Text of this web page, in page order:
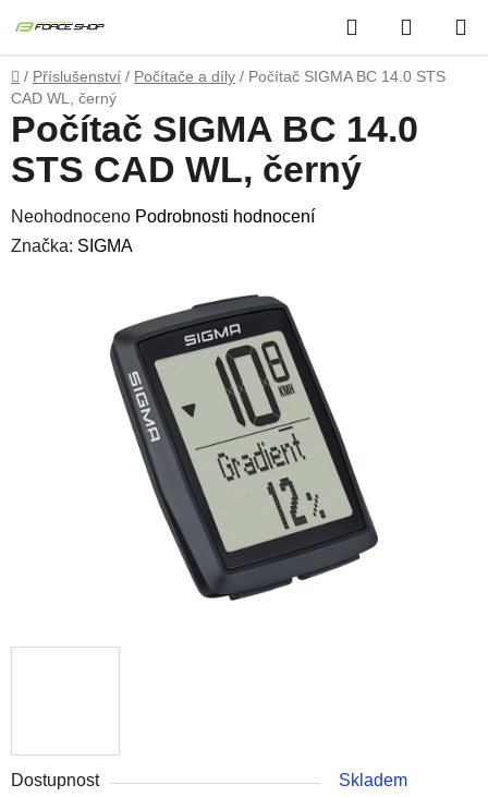
na
obsah
Hledat
KOŠÍK
Domů
/ Příslušenství / Počítače a díly / Počítač SIGMA BC 14.0 STS
CAD WL, černý
Dostupnost
Skladem
Počítač SIGMA BC 14.0
STS CAD WL, černý
Průměrné
hodnocení
Neohodnoceno Podrobnosti hodnocení
Značka: SIGMA